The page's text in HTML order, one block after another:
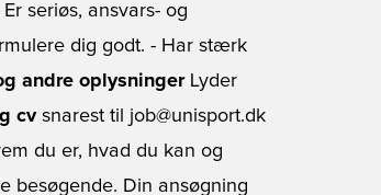
seriøs, ansvars- og
dig godt. - Har stærk
andre oplysningerLyder
cvsnarest til job@unisport.dk
du er, hvad du kan og
besøgende. Din ansøgning